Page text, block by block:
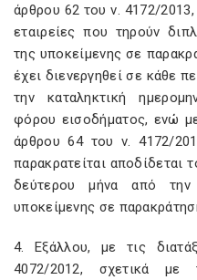
άρθρου 62 του ν. 4172/2013,
εταιρείες που τηρούν
της υποκείμενης σε
έχει διενεργηθεί σε κάθε
την καταληκτική
φόρου εισοδήματος, ενώ
άρθρου 64 του ν. 4172/
παρακρατείται αποδίδεται
δεύτερου μήνα από την
υποκείμενης σε
4. Εξάλλου, με τις
4072/2012, σχετικά με